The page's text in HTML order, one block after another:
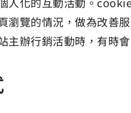
覽的情況，做為改善服
辦行銷活動時，有時